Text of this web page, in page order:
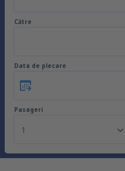
Către
Data de plecare
Pasageri
1